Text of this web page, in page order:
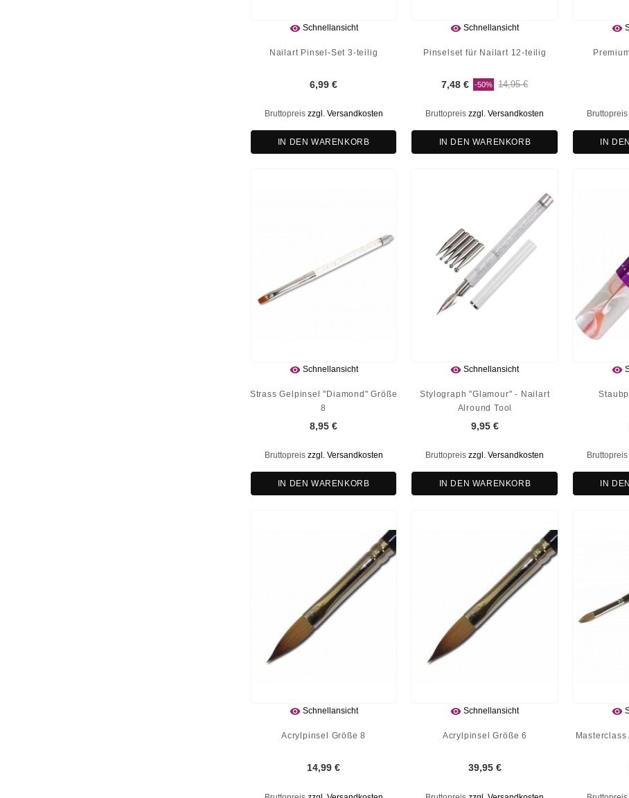
Schnellansicht
Nailart Pinsel-Set 3-teilig
6,99 €
Bruttopreis zzgl. Versandkosten
IN DEN WARENKORB
 Schnellansicht
Pinselset für Nailart 12-teilig
7,48 € -50% 14,95 €
Bruttopreiszzgl. Versandkosten
IN DEN WARENKORB

IN
Schnellansicht
Strass Gelpinsel "Diamond" Größe
8
8,95 €
Bruttopreis zzgl. Versandkosten
IN DEN WARENKORB
 Schnellansicht
Stylograph "Glamour" - Nailart
Alround Tool
9,95 €
Bruttopreiszzgl. Versandkosten
IN DEN WARENKORB

IN
Schnellansicht
Acrylpinsel Größe 8
14,99 €
 Schnellansicht
Acrylpinsel Größe 6
39,95 €
